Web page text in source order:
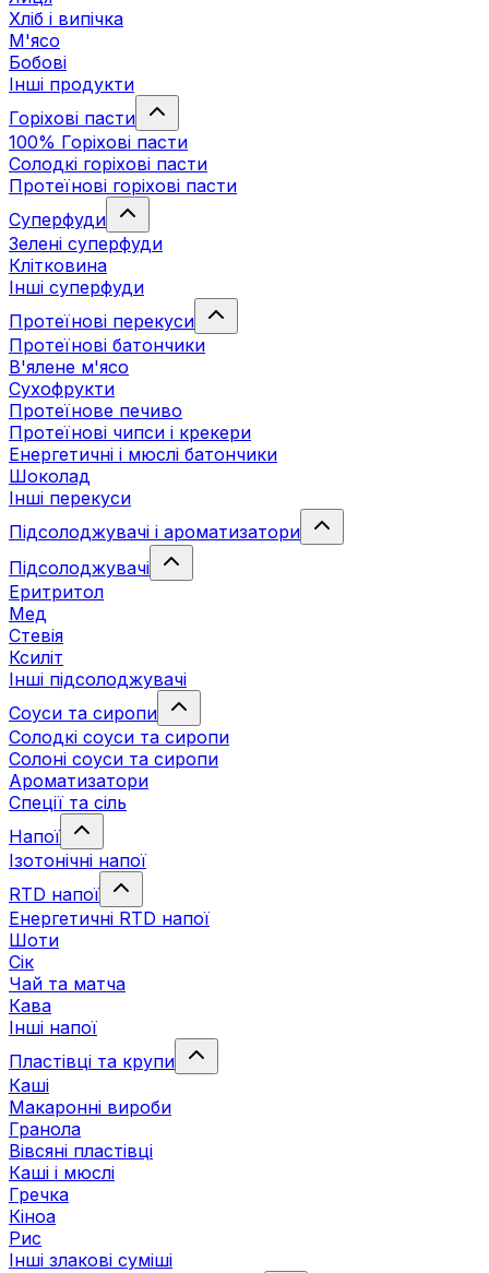
Хліб і випічка
М'ясо
Бобові
Інші продукти
Горіхові пасти
100% Горіхові пасти
Солодкі горіхові пасти
Протеїнові горіхові пасти
Суперфуди
Зелені суперфуди
Клітковина
Інші суперфуди
Протеїнові перекуси
Протеїнові батончики
В'ялене м'ясо
Сухофрукти
Протеїнове печиво
Протеїнові чипси і крекери
Енергетичні і мюслі батончики
Шоколад
Інші перекуси
Підсолоджувачі і ароматизатори
Підсолоджувачі
Еритритол
Мед
Стевія
Ксиліт
Інші підсолоджувачі
Соуси та сиропи
Солодкі соуси та сиропи
Солоні соуси та сиропи
Ароматизатори
Спеції та сіль
Напої
Ізотонічні напої
RTD напої
Енергетичні RTD напої
Шоти
Сік
Чай та матча
Кава
Інші напої
Пластівці та крупи
Каші
Макаронні вироби
Гранола
Вівсяні пластівці
Каші і мюслі
Гречка
Кіноа
Рис
Інші злакові суміші